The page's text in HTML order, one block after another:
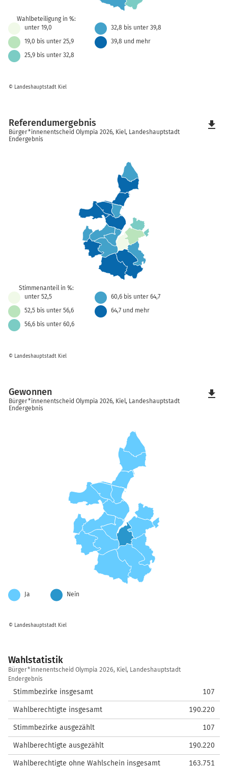
© Landeshauptstadt Kiel
Wahlbeteiligung in %:
unter 19,0
19,0 bis unter 25,9
25,9 bis unter 32,8
32,8 bis unter 39,8
39,8 und mehr
© Landeshauptstadt Kiel
Referendumergebnis
Bürger*innenentscheid Olympia 2026, Kiel, Landeshauptstadt
Endergebnis
Stimmenanteil in %:
unter 52,5
52,5 bis unter 56,6
56,6 bis unter 60,6
60,6 bis unter 64,7
64,7 und mehr
file_download
© Landeshauptstadt Kiel
Gewonnen
Bürger*innenentscheid Olympia 2026, Kiel, Landeshauptstadt
Endergebnis
Ja Nein
file_download
Wahlstatistik
Wahlstatistik
Bürger*innenentscheid Olympia 2026, Kiel, Landeshauptstadt
Endergebnis
Stimmbezirke insgesamt 107
Wahlberechtigte insgesamt 190.220
Stimmbezirke ausgezählt 107
Wahlberechtigte ausgezählt 190.220
Wahlberechtigte ohne Wahlschein insgesamt 163.751